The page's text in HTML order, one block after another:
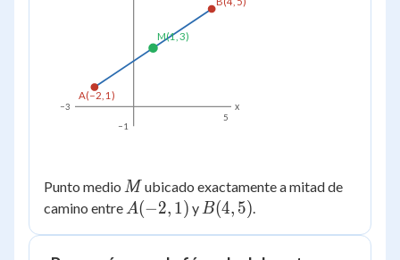
x
A(−2, 1)
M(1, 3)
−3
5
−1
Punto medio M
M ubicado exactamente a mitad de
camino entreA(-2,1)
A(−2, 1) yB(4,5)
B(4, 5).